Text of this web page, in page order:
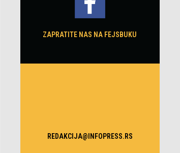
ZAPRATITE NAS NA FEJSBUKU
REDAKCIJA@INFOPRESS.RS